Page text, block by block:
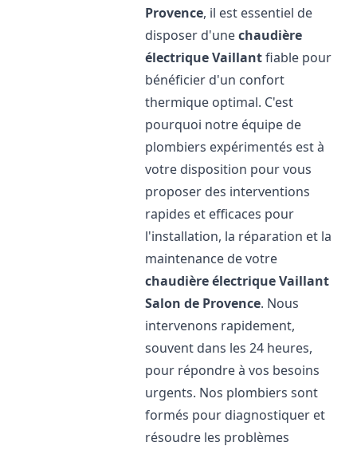
Provence, il est essentiel de
disposer d'unechaudière
électrique Vaillantfiable pour
bénéficier d'un confort
thermique optimal. C'est
pourquoi notre équipe de
plombiers expérimentés est à
votre disposition pour vous
proposer des interventions
rapides et efficaces pour
l'installation, la réparation et la
maintenance de votre
chaudière électrique Vaillant
Salon de Provence. Nous
intervenons rapidement,
souvent dans les 24 heures,
pour répondre à vos besoins
urgents. Nos plombiers sont
formés pour diagnostiquer et
résoudre les problèmes